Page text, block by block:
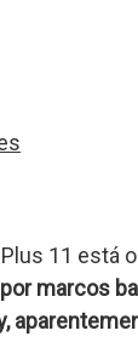
11 está
marcos